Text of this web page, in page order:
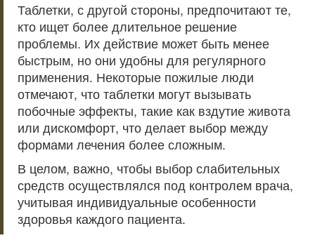
Таблетки, с другой стороны, предпочитают те,
кто ищет более длительное решение
проблемы. Их действие может быть менее
быстрым, но они удобны для регулярного
применения. Некоторые пожилые люди
отмечают, что таблетки могут вызывать
побочные эффекты, такие как вздутие живота
или дискомфорт, что делает выбор между
формами лечения более сложным.
В целом, важно, чтобы выбор слабительных
средств осуществлялся под контролем врача,
учитывая индивидуальные особенности
здоровья каждого пациента.